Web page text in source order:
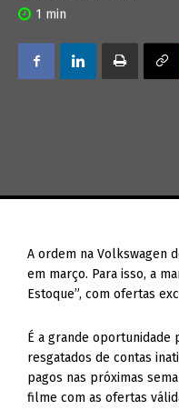
1 min
A ordem na Volkswagen
em março. Para isso, a
Estoque”, com ofertas
É a grande oportunidade
resgatados de contas
pagos nas próximas
filme com as ofertas